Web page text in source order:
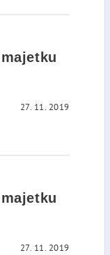
27. 11. 2019
27. 11. 2019